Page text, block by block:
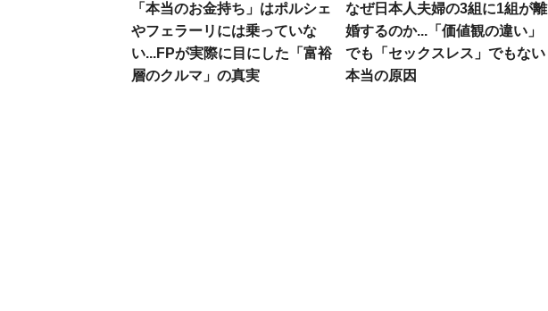
「本当のお金持ち」はポルシェ
やフェラーリには乗っていな
い...FPが実際に目にした「富裕
層のクルマ」の真実
なぜ日本人夫婦の3組に1組が離
婚するのか...「価値観の違い」
でも「セックスレス」でもない
本当の原因